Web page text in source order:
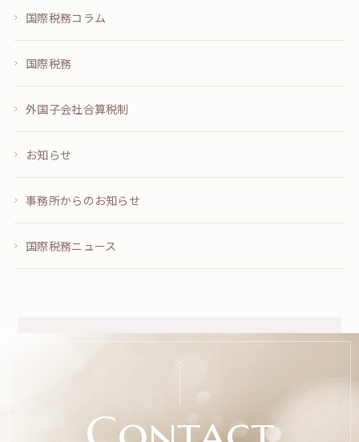
国際税務コラム
国際税務
外国子会社合算税制
お知らせ
事務所からのお知らせ
国際税務ニュース